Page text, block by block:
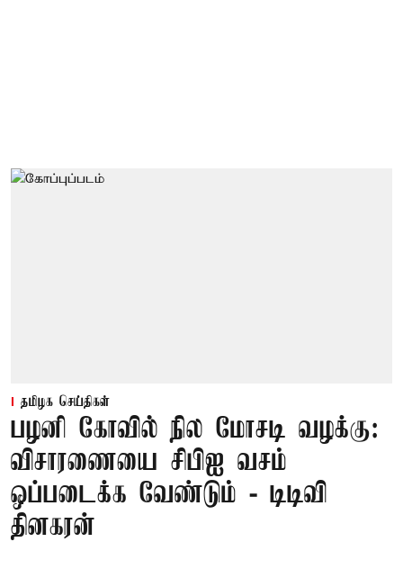
தமிழக செய்திகள்
பழனி கோவில் நில மோசடி வழக்கு:
விசாரணையை சிபிஐ வசம்
ஒப்படைக்க வேண்டும் - டிடிவி
தினகரன்